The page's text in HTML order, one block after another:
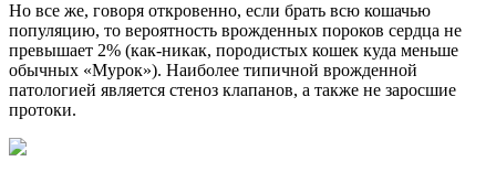
Но все же, говоря откровенно, если брать всю кошачью
популяцию, то вероятность врожденных пороков сердца не
превышает 2% (как-никак, породистых кошек куда меньше
обычных «Мурок»). Наиболее типичной врожденной
патологией является стеноз клапанов, а также не заросшие
протоки.